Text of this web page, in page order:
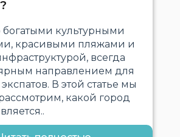
богатыми культурными
красивыми пляжами и
всегда
направлением для
В этой статье мы
какой город